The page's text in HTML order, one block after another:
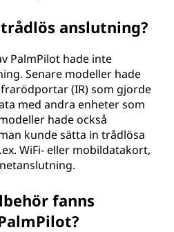
anslutning?
PalmPilot hade inte
Senare modeller hade
(IR) som gjorde
med andra enheter som
hade också
kunde sätta in trådlösa
WiFi- eller mobildatakort,
fanns